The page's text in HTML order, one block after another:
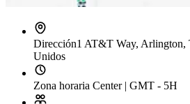
Dirección1 AT&T Way, Arlington,
Unidos
Zona horaria Center | GMT - 5H